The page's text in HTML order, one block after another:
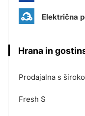
Električna
Hrana in
Prodajalna s
Fresh S